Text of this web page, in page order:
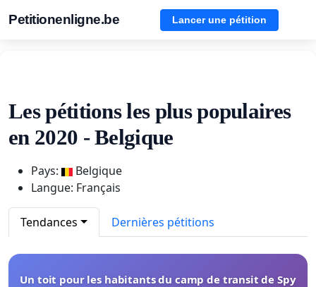
Petitionenligne.be Lancer une pétition
Les pétitions les plus populaires
en 2020 - Belgique
Pays:
Belgique
Langue: Français
Tendances Dernières pétitions
Un toit pour les habitants du camp de transit de Spy